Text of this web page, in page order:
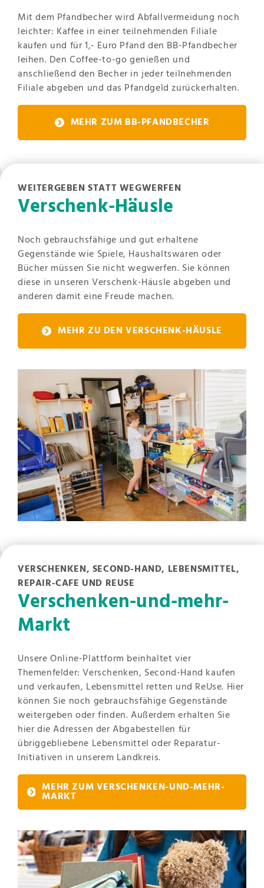
Mit dem Pfandbecher wird Abfallvermeidung noch
leichter: Kaffee in einer teilnehmenden Filiale
kaufen und für 1,- Euro Pfand den BB-Pfandbecher
leihen. Den Coffee-to-go genießen und
anschließend den Becher in jeder teilnehmenden
Filiale abgeben und das Pfandgeld zurückerhalten.
MEHR ZUM BB-PFANDBECHER
WEITERGEBEN STATT WEGWERFEN
Verschenk-Häusle
Noch gebrauchsfähige und gut erhaltene
Gegenstände wie Spiele, Haushaltswaren oder
Bücher müssen Sie nicht wegwerfen. Sie können
diese in unseren Verschenk-Häusle abgeben und
anderen damit eine Freude machen.
MEHR ZU DEN VERSCHENK-HÄUSLE
VERSCHENKEN, SECOND-HAND, LEBENSMITTEL,
REPAIR-CAFE UND REUSE
Verschenken-und-mehr-
Markt
Unsere Online-Plattform beinhaltet vier
Themenfelder: Verschenken, Second-Hand kaufen
und verkaufen, Lebensmittel retten und ReUse. Hier
können Sie noch gebrauchsfähige Gegenstände
weitergeben oder finden. Außerdem erhalten Sie
hier die Adressen der Abgabestellen für
übriggebliebene Lebensmittel oder Reparatur-
Initiativen in unserem Landkreis.
MEHR ZUM VERSCHENKEN-UND-MEHR-
MARKT